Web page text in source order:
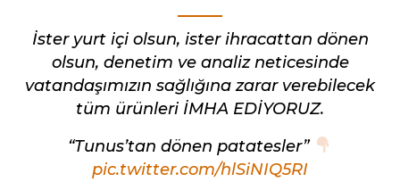
İster yurt içi olsun, ister ihracattan dönen
olsun, denetim ve analiz neticesinde
vatandaşımızın sağlığına zarar verebilecek
tüm ürünleri İMHA EDİYORUZ.
“Tunus’tan dönen patatesler”
pic.twitter.com/hlSiNIQ5RI